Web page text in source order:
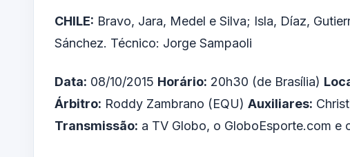
CHILE: Bravo, Jara, Medel e Silva; Isla, Díaz,
Sánchez. Técnico: Jorge Sampaoli
Data: 08/10/2015 Horário: 20h30 (de Brasília)
Árbitro: Roddy Zambrano (EQU) Auxiliares:
Transmissão: a TV Globo, o GloboEsporte.com e